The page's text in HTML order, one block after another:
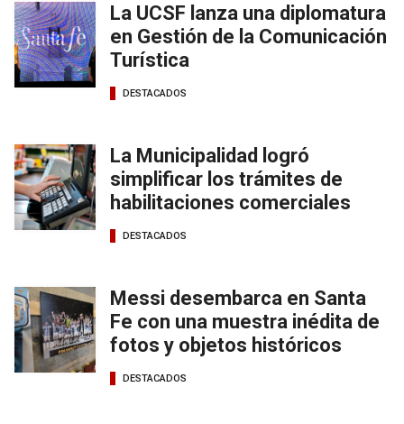
La UCSF lanza una diplomatura
en Gestión de la Comunicación
Turística
DESTACADOS
La Municipalidad logró
simplificar los trámites de
habilitaciones comerciales
DESTACADOS
Messi desembarca en Santa
Fe con una muestra inédita de
fotos y objetos históricos
DESTACADOS